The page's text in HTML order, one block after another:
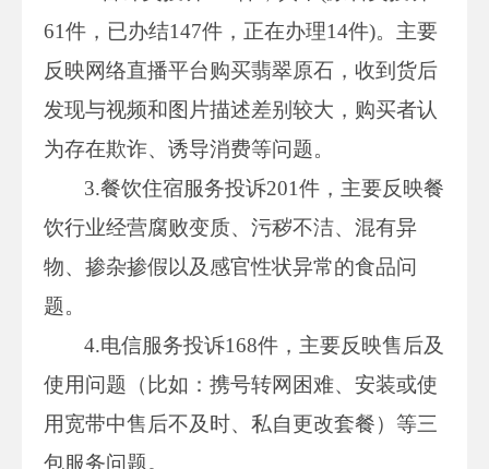
61件，已办结147件，正在办理14件)。主要
反映网络直播平台购买翡翠原石，收到货后
发现与视频和图片描述差别较大，购买者认
为存在欺诈、诱导消费等问题。
3.餐饮住宿服务投诉201件，主要反映餐
饮行业经营腐败变质、污秽不洁、混有异
物、掺杂掺假以及感官性状异常的食品问
题。
4.电信服务投诉168件，主要反映售后及
使用问题（比如：携号转网困难、安装或使
用宽带中售后不及时、私自更改套餐）等三
包服务问题。